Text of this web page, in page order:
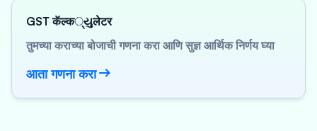
GST कॅल्क્યુलेटर
तुमच्या कराच्या बोजाची गणना करा आणि सुज्ञ आर्थिक निर्णय घ्या
आता गणना करा